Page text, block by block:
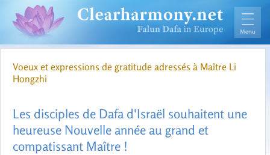
Voeux et expressions de gratitude adressés à Maître Li
Hongzhi
Les disciples de Dafa d'Israël souhaitent une
heureuse Nouvelle année au grand et
compatissant Maître !